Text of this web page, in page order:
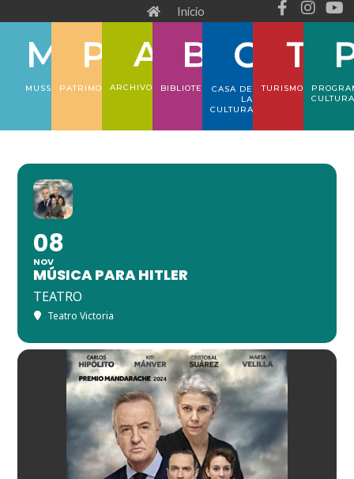
contenido
Inicio
F
a
c
o
-
I
n
g
r
m
Y
o
u
u
b
e
MUSS PATRIMONIOARCHIVO BIBLIOTECACASA DE
LA
CULTURA
TURISMO
08
NOV
MÚSICA PARA HITLER
TEATRO
Teatro Victoria